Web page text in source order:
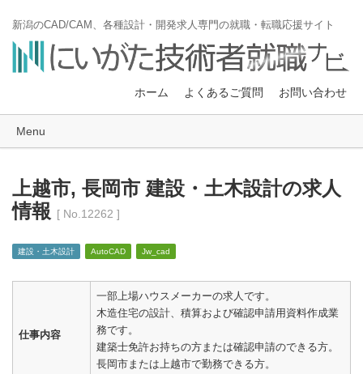
新潟のCAD/CAM、各種設計・開発求人専門の就職・転職応援サイト
ホーム よくあるご質問 お問い合わせ
Menu
上越市, 長岡市 建設・土木設計の求人
情報
[ No.12262 ]
建設・土木設計 AutoCAD Jw_cad
仕事内容
一部上場ハウスメーカーの求人です。
木造住宅の設計、積算および確認申請用資料作成業
務です。
建築士免許お持ちの方または確認申請のできる方。
長岡市または上越市で勤務できる方。